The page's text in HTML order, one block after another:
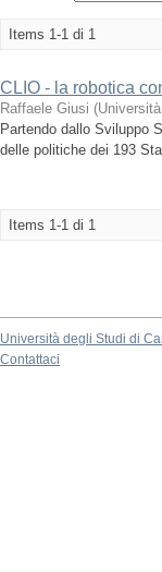
Items 1-1 di 1
CLIO - la robotica
Raffaele Giusi (
Partendo dallo Sviluppo
delle politiche dei 193
Items 1-1 di 1
Università degli Studi di
Contattaci